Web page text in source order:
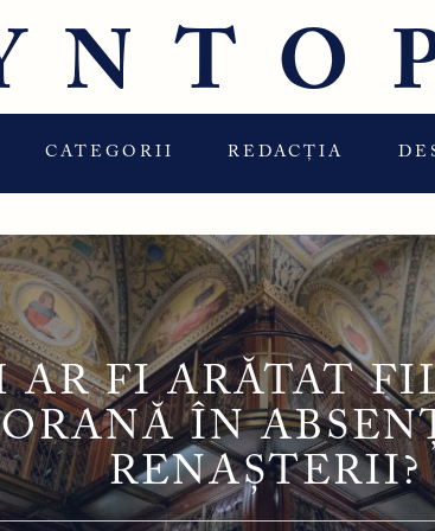
CATEGORII REDACȚIA
AR FI ARĂTAT
ÎN
RENAȘTERII?